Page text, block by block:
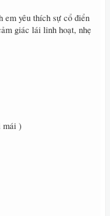
em yêu thích sự cổ điển
giác lái linh hoạt, nhẹ
mái )